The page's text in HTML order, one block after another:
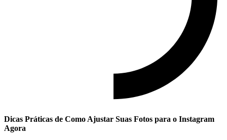
Dicas Práticas de‍ Como Ajustar Suas Fotos para ⁢o Instagram
Agora